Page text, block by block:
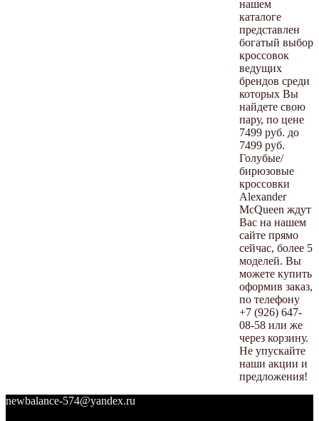
нашем
каталоге
представлен
богатый выбор
кроссовок
ведущих
брендов среди
которых Вы
найдете свою
пару, по цене
7499 руб. до
7499 руб.
Голубые/
бирюзовые
кроссовки
Alexander
McQueen ждут
Вас на нашем
сайте прямо
сейчас, более 5
моделей. Вы
можете купить
оформив заказ,
по телефону
+7 (926) 647-
08-58 или же
через корзину.
Не упускайте
наши акции и
предложения!
newbalance-574@yandex.ru